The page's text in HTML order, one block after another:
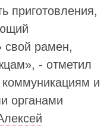
приготовления,
свой рамен,
- отметил
и
органами